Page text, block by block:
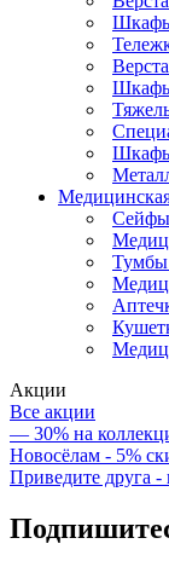
Шкафы
Шкафы
Сейфы
Тумбы
Акции
Все акции
— 30% на
Новосёлам - 5%
Приведите друга -